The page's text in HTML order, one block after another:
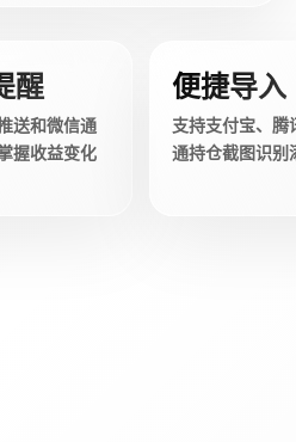
醒
送和微信通
握收益变化
便捷导入
支持支付宝、腾
通持仓截图识别